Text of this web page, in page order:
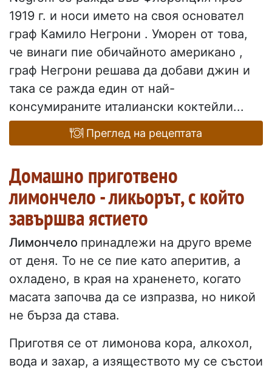
1919 г. и носи името на своя основател
граф Камило Негрони . Уморен от това,
че винаги пие обичайното американо ,
граф Негрони решава да добави джин и
така се ражда един от най-
консумираните италиански коктейли...
Преглед на рецептата
Домашно приготвено
лимончело - ликьорът, с който
завършва ястието
Лимончело принадлежи на друго време
от деня. То не се пие като аперитив, а
охладено, в края на храненето, когато
масата започва да се изпразва, но никой
не бърза да става.
Приготвя се от лимонова кора, алкохол,
вода и захар, а изяществото му се състои